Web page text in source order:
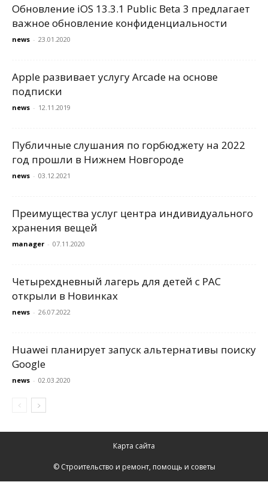
Обновление iOS 13.3.1 Public Beta 3 предлагает
важное обновление конфиденциальности
news - 23.01.2020
Apple развивает услугу Arcade на основе
подписки
news - 12.11.2019
Публичные слушания по горбюджету на 2022
год прошли в Нижнем Новгороде
news - 03.12.2021
Преимущества услуг центра индивидуального
хранения вещей
manager - 07.11.2020
Четырехдневный лагерь для детей с РАС
открыли в Новинках
news - 26.07.2022
Huawei планирует запуск альтернативы поиску
Google
news - 02.03.2020
Карта сайта
© Строительство и ремонт, помощь и советы